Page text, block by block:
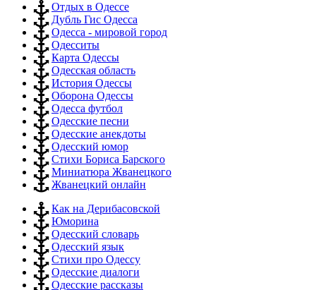
Отдых в Одессе
Дубль Гис Одесса
Одесса - мировой город
Одесситы
Карта Одессы
Одесская область
История Одессы
Оборона Одессы
Одесса футбол
Одесские песни
Одесские анекдоты
Одесский юмор
Стихи Бориса Барского
Миниатюра Жванецкого
Жванецкий онлайн
Как на Дерибасовской
Юморина
Одесский словарь
Одесский язык
Стихи про Одессу
Одесские диалоги
Одесские рассказы